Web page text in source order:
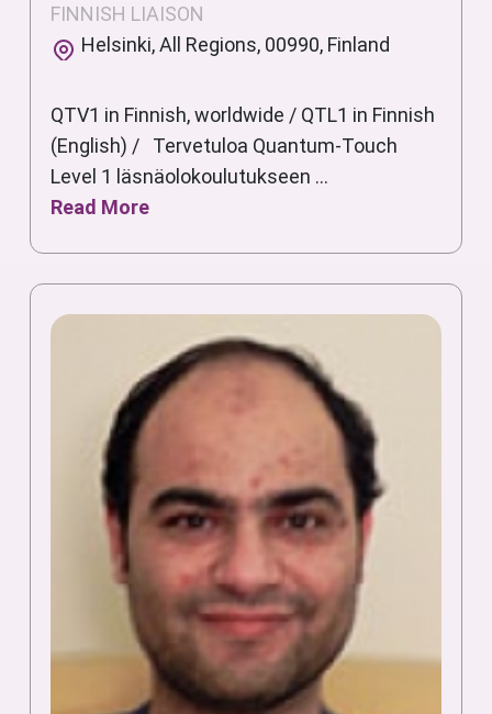
FINNISH LIAISON
Helsinki, All Regions, 00990, Finland
QTV1 in Finnish, worldwide / QTL1 in Finnish
(English) / Tervetuloa Quantum-Touch
Level 1 läsnäolokoulutukseen ...
Read More